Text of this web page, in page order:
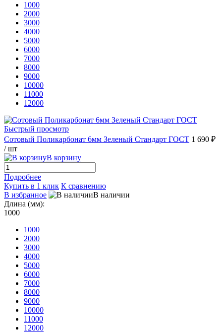
1000
2000
3000
4000
5000
6000
7000
8000
9000
10000
11000
12000
Быстрый просмотр
Сотовый Поликарбонат 6мм Зеленый Стандарт ГОСТ 1 690 ₽
/ шт
В корзину
Подробнее
Купить в 1 клик К сравнению
В избранное
В наличии
Длина (мм):
1000
1000
2000
3000
4000
5000
6000
7000
8000
9000
10000
11000
12000